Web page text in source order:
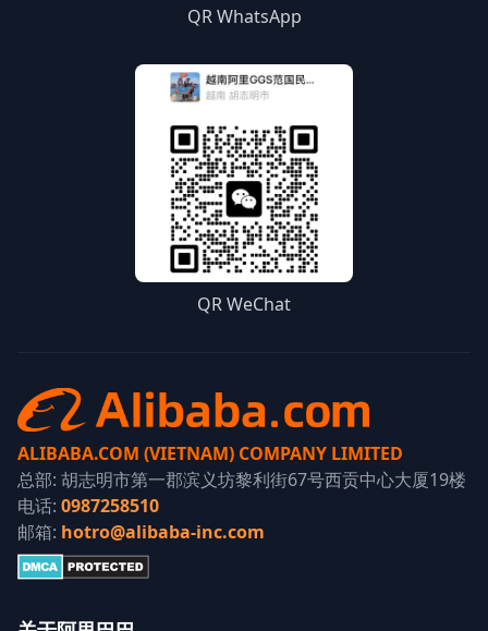
QR WhatsApp
QR WeChat
ALIBABA.COM (VIETNAM) COMPANY LIMITED
总部: 胡志明市第一郡滨义坊黎利街67号西贡中心大厦19楼
电话: 0987258510
邮箱: hotro@alibaba-inc.com